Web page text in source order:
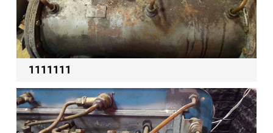
1111111